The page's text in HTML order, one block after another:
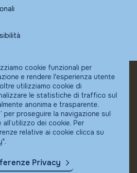
cookie funzionali per
e rendere l'esperienza utente
utilizziamo cookie di
le statistiche di traffico sul
anonima e trasparente.
per proseguire la navigazione sul
dei cookie. Per
relative ai cookie clicca su
Privacy